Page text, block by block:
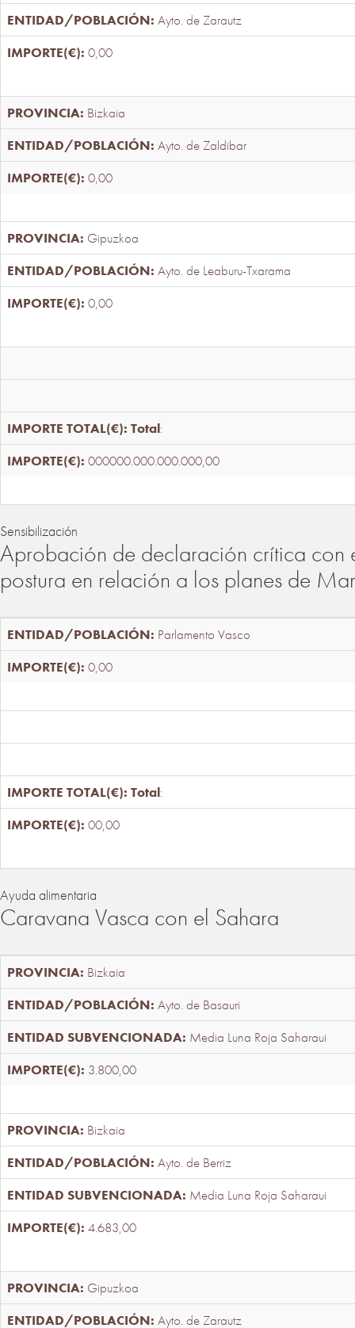
Ayto. de Zarautz
0,00
Bizkaia
Ayto. de Zaldibar
0,00
Gipuzkoa
Ayto. de Leaburu-Txarama
0,00
Total:
000000.000.000.000,00
Sensibilización
Aprobación de declaración crítica con
postura en relación a los planes de
Parlamento Vasco
0,00
Total:
00,00
Ayuda alimentaria
Caravana Vasca con el Sahara
Bizkaia
Ayto. de Basauri
Media Luna Roja Saharaui
3.800,00
Bizkaia
Ayto. de Berriz
Media Luna Roja Saharaui
4.683,00
Gipuzkoa
Ayto. de Zarautz